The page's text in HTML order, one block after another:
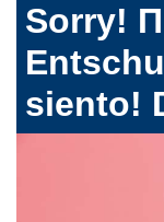
Sorry!
siento!